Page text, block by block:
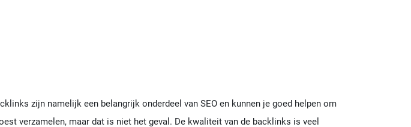
zijn namelijk een belangrijk onderdeel van SEO en kunnen je goed helpen om
verzamelen, maar dat is niet het geval. De kwaliteit van de backlinks is veel